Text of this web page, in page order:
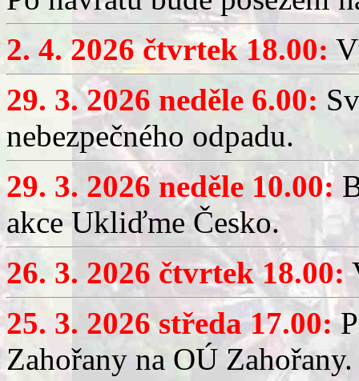
2. 4. 2026 čtvrtek 18.00:
29. 3. 2026 neděle 6.00:
nebezpečného odpadu.
29. 3. 2026 neděle 10.00:
akce Ukliďme Česko.
26. 3. 2026 čtvrtek 18.00:
25. 3. 2026 středa 17.00:
Zahořany na OÚ Zahořany.